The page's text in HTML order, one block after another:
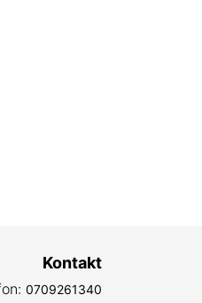
Kontakt
0709261340